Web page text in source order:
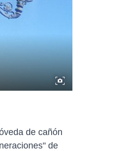
de cañón
de